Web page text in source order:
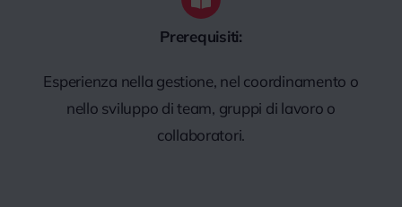
Prerequisiti:
Esperienza nella gestione, nel coordinamento o
nello sviluppo di team, gruppi di lavoro o
collaboratori.